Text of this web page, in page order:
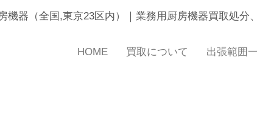
機器（全国,東京23区内）｜業務用厨房機器買取処分
HOME 買取について 出張範囲